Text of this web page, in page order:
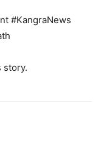
#KangraNews
story.